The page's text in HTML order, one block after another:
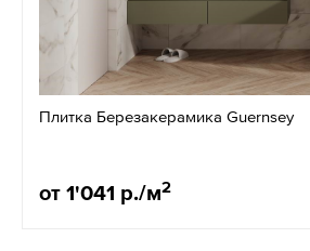
Плитка Березакерамика Guernsey
от 1'041 р./м2